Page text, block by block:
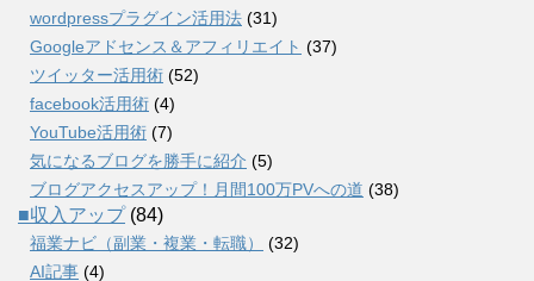
wordpressプラグイン活用法 (31)
Googleアドセンス＆アフィリエイト (37)
ツイッター活用術 (52)
facebook活用術 (4)
YouTube活用術 (7)
気になるブログを勝手に紹介 (5)
ブログアクセスアップ！月間100万PVへの道 (38)
■収入アップ(84)
福業ナビ（副業・複業・転職）
(32)
AI記事 (4)